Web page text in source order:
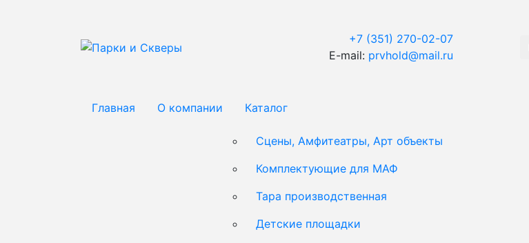
+7 (351) 270-02-07
E-mail: prvhold@mail.ru
Главная
О компании Каталог
Сцены, Амфитеатры, Арт объекты
Комплектующие для МАФ
Тара производственная
Детские площадки